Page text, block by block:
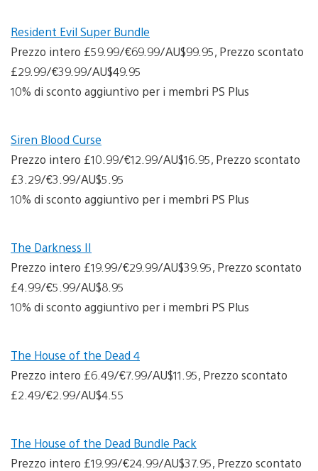
Resident Evil Super Bundle
Prezzo intero £59.99/€69.99/AU$99.95, Prezzo scontato
£29.99/€39.99/AU$49.95
10% di sconto aggiuntivo per i membri PS Plus
Siren Blood Curse
Prezzo intero £10.99/€12.99/AU$16.95, Prezzo scontato
£3.29/€3.99/AU$5.95
10% di sconto aggiuntivo per i membri PS Plus
The Darkness II
Prezzo intero £19.99/€29.99/AU$39.95, Prezzo scontato
£4.99/€5.99/AU$8.95
10% di sconto aggiuntivo per i membri PS Plus
The House of the Dead 4
Prezzo intero £6.49/€7.99/AU$11.95, Prezzo scontato
£2.49/€2.99/AU$4.55
The House of the Dead Bundle Pack
Prezzo intero £19.99/€24.99/AU$37.95, Prezzo scontato